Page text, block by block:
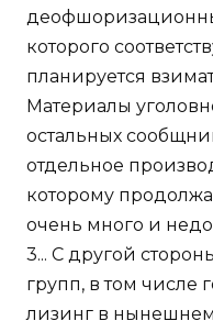
которого
планируется
Материалы
остальных
отдельное
которому
очень много и
3... С другой
групп, в том числе
лизинг в нынешнем